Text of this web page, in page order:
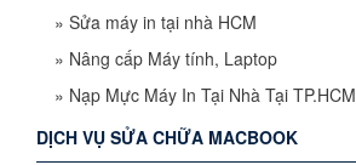
» Sửa máy in tại nhà HCM
» Nâng cấp Máy tính, Laptop
» Nạp Mực Máy In Tại Nhà Tại TP.HCM
DỊCH VỤ SỬA CHỮA MACBOOK